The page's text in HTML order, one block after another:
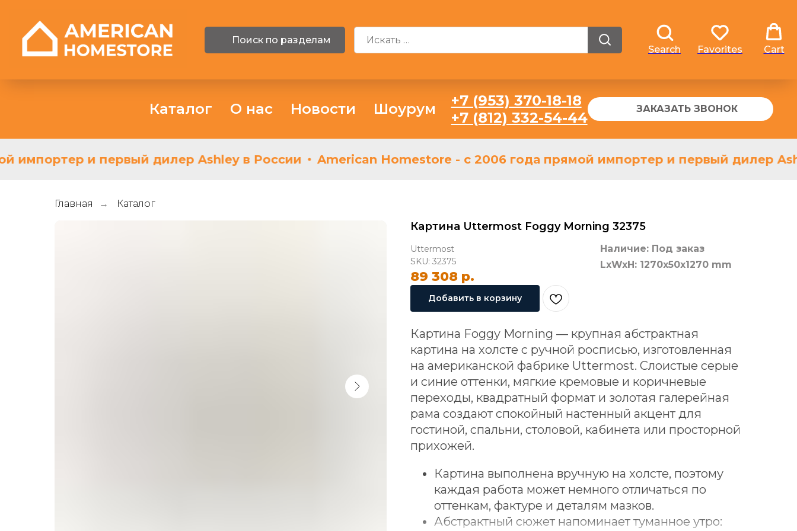
Поиск по разделам
Search
Favorites Cart
Каталог О нас Новости Шоурум
+7 (953) 370-18-18
+7 (812) 332-54-44
ЗАКАЗАТЬ ЗВОНОК
и первый дилер Ashley в России American Homestore - с 2006 года прямой импортер и первый дилер
Главная → Каталог
Картина Uttermost Foggy Morning 32375
Uttermost
SKU: 32375
89 308 р.
Добавить в корзину
Наличие: Под заказ
LxWxH: 1270x50x1270 mm
Картина Foggy Morning — крупная абстрактная
картина на холсте с ручной росписью, изготовленная
на американской фабрике Uttermost. Слоистые серые
и синие оттенки, мягкие кремовые и коричневые
переходы, квадратный формат и золотая галерейная
рама создают спокойный настенный акцент для
гостиной, спальни, столовой, кабинета или просторной
прихожей.
Картина выполнена вручную на холсте, поэтому
каждая работа может немного отличаться по
оттенкам, фактуре и деталям мазков.
Абстрактный сюжет напоминает туманное утро: